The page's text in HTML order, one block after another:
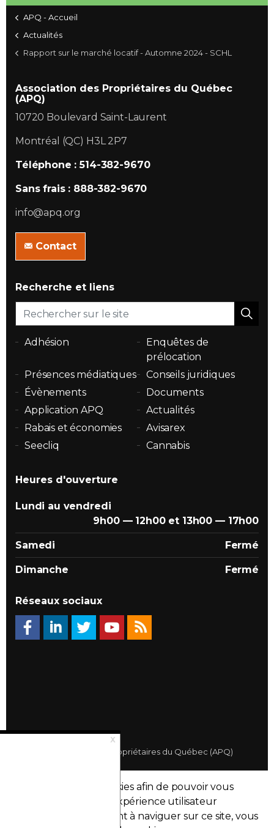
APQ - Accueil
Actualités
Rapport sur le marché locatif - Automne 2024 - SCHL
Association des Propriétaires du Québec
(APQ)
10720 Boulevard Saint-Laurent
Montréal (QC) H3L 2P7
Téléphone : 514-382-9670
Sans frais : 888-382-9670
info@apq.org
Contact
Recherche et liens
Adhésion
Enquêtes de
prélocation
Présences médiatiques
Conseils juridiques
Évènements
Documents
Application APQ
Actualités
Rabais et économies
Avisarex
Seecliq
Cannabis
Heures d'ouverture
Lundi au vendredi
9h00 — 12h00 et 13h00 — 17h00
Samedi Fermé
Dimanche Fermé
Réseaux sociaux
© 2026 Association des Propriétaires du Québec (APQ)
Ce site utilise des cookies afin de pouvoir vous
fournir la meilleure expérience utilisateur
possible. En continuant à naviguer sur ce site, vous